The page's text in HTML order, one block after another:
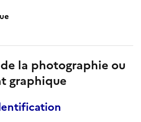
la photographie ou
graphique